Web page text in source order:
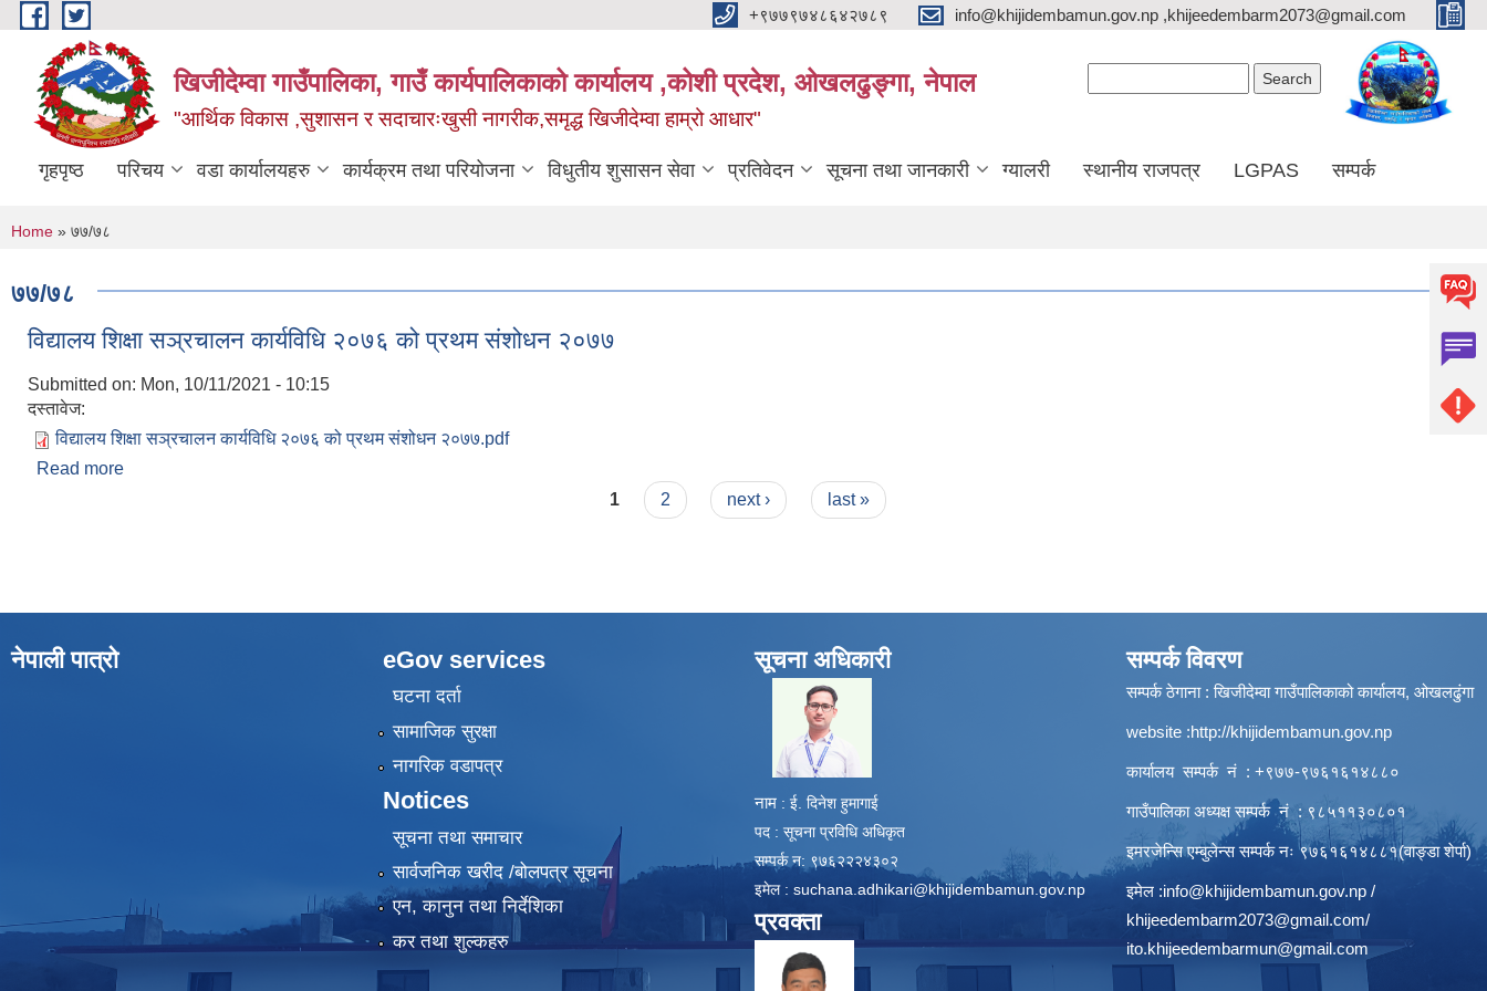
Skip to main content +९७७९७४८६४२७८९ info@khijidembamun.gov.np ,khijeedembarm2073@gmail.com
खिजीदेम्वा गाउँपालिका, गाउँ कार्यपालिकाको कार्यालय ,कोशी प्रदेश, ओखलढुङ्गा, नेपाल
"आर्थिक विकास ,सुशासन र सदाचारःखुसी नागरीक,समृद्ध खिजीदेम्वा हाम्रो आधार"
गृहपृष्ठ परिचय वडा कार्यालयहरु कार्यक्रम तथा परियोजना विधुतीय शुसासन सेवा प्रतिवेदन सूचना तथा जानकारी ग्यालरी स्थानीय राजपत्र LGPAS सम्पर्क
You are here
Home » ७७/७८
७७/७८
विद्यालय शिक्षा सञ्रचालन कार्यविधि २०७६ को प्रथम स‌ंशोधन २०७७
Submitted on: Mon, 10/11/2021 - 10:15
दस्तावेज:
विद्यालय शिक्षा सञ्रचालन कार्यविधि २०७६ को प्रथम स‌ंशोधन २०७७.pdf
Read more
1 2 next › last »
नेपाली पात्रो eGov services
घटना दर्ता
सामाजिक सुरक्षा
नागरिक वडापत्र
Notices
सूचना तथा समाचार
सार्वजनिक खरीद /बोलपत्र सूचना
एन, कानुन तथा निर्देशिका
कर तथा शुल्कहरु
सूचना अधिकारी
नाम : ई. दिनेश हुमागाई
पद : सूचना प्रविधि अधिकृत
सम्पर्क न: ९७६२२२४३०२
इमेल : suchana.adhikari@khijidembamun.gov.np
प्रवक्ता
सम्पर्क विवरण
सम्पर्क ठेगाना : खिजीदेम्वा गाउँपालिकाको कार्यालय, ओखलढुंगा
website :http://khijidembamun.gov.np
कार्यालय सम्पर्क नं : +९७७-९७६१६१४८८०
गाउँपालिका अध्यक्ष सम्पर्क नं : ९८५११३०८०१
इमरजेन्सि एम्बुलेन्स सम्पर्क न‌ः ९७६१६१४८८१(वाङ्डा शेर्पा)
इमेल :info@khijidembamun.gov.np /
khijeedembarm2073@gmail.com/
ito.khijeedembarmun@gmail.com